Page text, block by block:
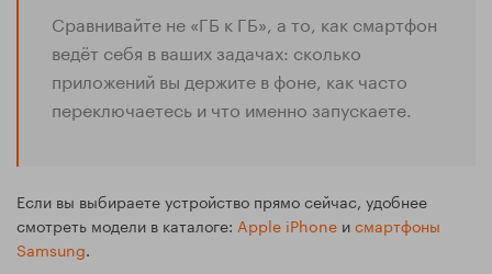
Сравнивайте не «ГБ к ГБ», а то, как смартфон
ведёт себя в ваших задачах: сколько
приложений вы держите в фоне, как часто
переключаетесь и что именно запускаете.
Если вы выбираете устройство прямо сейчас, удобнее
смотреть модели в каталоге: Apple iPhone исмартфоны
Samsung.